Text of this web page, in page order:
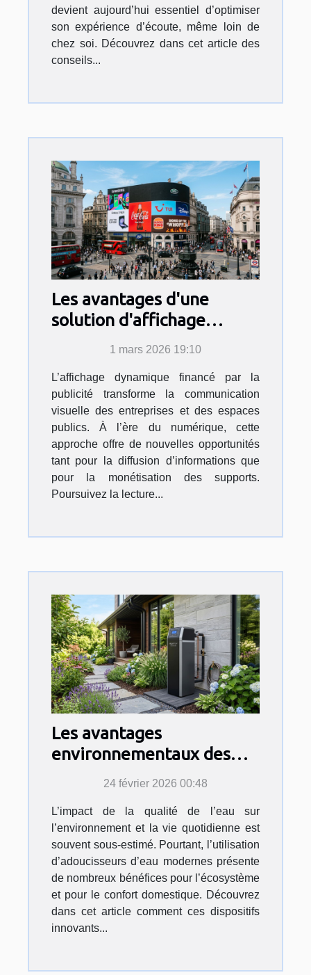
devient aujourd’hui essentiel d’optimiser
son expérience d’écoute, même loin de
chez soi. Découvrez dans cet article des
conseils...
Les avantages d'une
solution d'affichage
dynamique financée par la
1 mars 2026 19:10
L’affichage dynamique financé par la
publicité transforme la communication
visuelle des entreprises et des espaces
publics. À l’ère du numérique, cette
approche offre de nouvelles opportunités
tant pour la diffusion d’informations que
pour la monétisation des supports.
Poursuivez la lecture...
Les avantages
environnementaux des
adoucisseurs d'eau
24 février 2026 00:48
L’impact de la qualité de l’eau sur
l’environnement et la vie quotidienne est
souvent sous-estimé. Pourtant, l’utilisation
d’adoucisseurs d’eau modernes présente
de nombreux bénéfices pour l’écosystème
et pour le confort domestique. Découvrez
dans cet article comment ces dispositifs
innovants...